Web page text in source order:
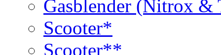
Gasblender (Nitrox
Scooter*
Scooter**